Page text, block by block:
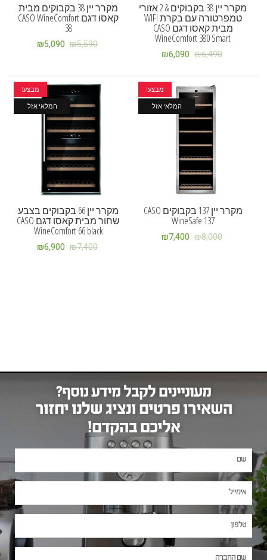
מקרר יין 38 בקבוקים מבית
קאסו דגם CASO WineComfort
38
₪5,590
₪5,090
מקרר יין 38 בקבוקים & 2 אזורי
טמפרטורה עם בקרת WIFI
מבית קאסו דגם CASO
WineComfort 380 Smart
₪6,490
₪6,090
מבצע!
המלאי אזל
מקרר יין 66 בקבוקים בצבע
שחור מבית קאסו דגם CASO
WineComfort 66 black
₪7,400
₪6,900
מבצע!
המלאי אזל
מקרר יין 137 בקבוקים CASO
WineSafe 137
₪8,000
₪7,400
מעוניינים לקבל מידע נוסף?
השאירו פרטים ונציג שלנו יחזור
אליכם בהקדם!